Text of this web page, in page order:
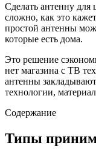
Сделать антенну для
сложно, как это
простой антенны
которые есть дома.
Это решение
нет магазина с ТВ
антенны
технологии,
Содержание
Типы